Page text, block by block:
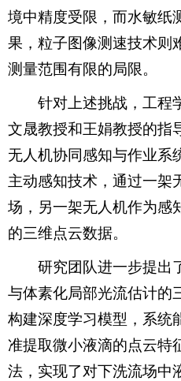
境中精度受限，而水敏纸
果，粒子图像测速技术则
测量范围有限的局限。
针对上述挑战，工程
文晟教授和王娟教授的指
无人机协同感知与作业系
主动感知技术，通过一架
场，另一架无人机作为感
的三维点云数据。
研究团队进一步提出
与体素化局部光流估计的
构建深度学习模型，系统
准提取微小液滴的点云特
法，实现了对下洗流场中